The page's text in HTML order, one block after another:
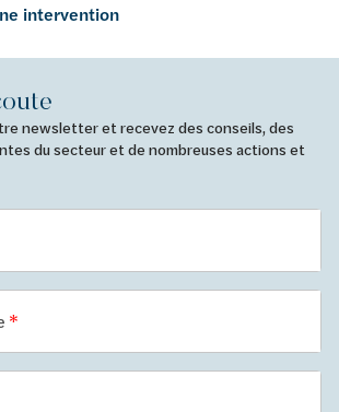
intervention
newsletter et recevez des conseils, des
du secteur et de nombreuses actions et